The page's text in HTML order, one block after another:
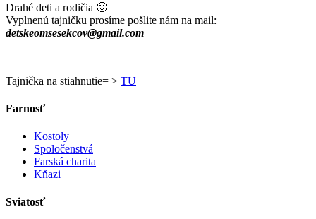
Drahé deti a rodičia 🙂
Vyplnenú tajničku prosíme pošlite nám na mail:
detskeomsesekcov@gmail.com
Tajnička na stiahnutie= > TU
Farnosť
Kostoly
Spoločenstvá
Farská charita
Kňazi
Sviatosť